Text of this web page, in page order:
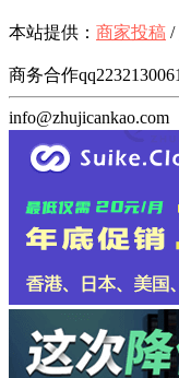
本站提供： 商家投稿 /
商务合作qq2232130061
info@zhujicankao.com